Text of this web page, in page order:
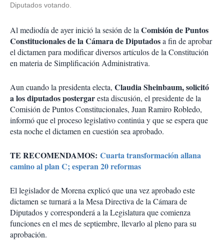
Diputados votando.
Al mediodía de ayer inició la sesión de laComisión de Puntos
Constitucionales de la Cámara de Diputadosa fin de aprobar
el dictamen para modificar diversos artículos de la Constitución
en materia de Simplificación Administrativa.
Aun cuando la presidenta electa, Claudia Sheinbaum, solicitó
a los diputados postergaresta discusión, el presidente de la
Comisión de Puntos Constitucionales, Juan Ramiro Robledo,
informó que el proceso legislativo continúa y que se espera que
esta noche el dictamen en cuestión sea aprobado.
TE RECOMENDAMOS: Cuarta transformación allana
camino al plan C; esperan 20 reformas
El legislador de Morena explicó que una vez aprobado este
dictamen se turnará a la Mesa Directiva de la Cámara de
Diputados y corresponderá a la Legislatura que comienza
funciones en el mes de septiembre, llevarlo al pleno para su
aprobación.